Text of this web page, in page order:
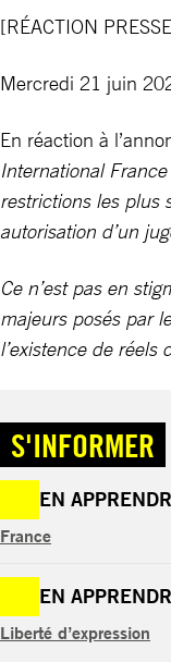
[RÉACTION
Mercredi 21 juin
En réaction à
International
restrictions les plus
autorisation d’un
Ce n’est pas en
majeurs posés par
l’existence de réels
S'INFORMER
EN
France
EN
Liberté d’expression